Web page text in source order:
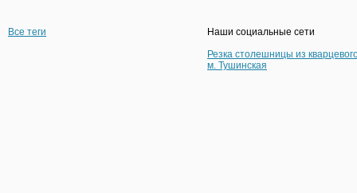
Все теги
Наши социальные сети
Резка столешницы из
м. Тушинская